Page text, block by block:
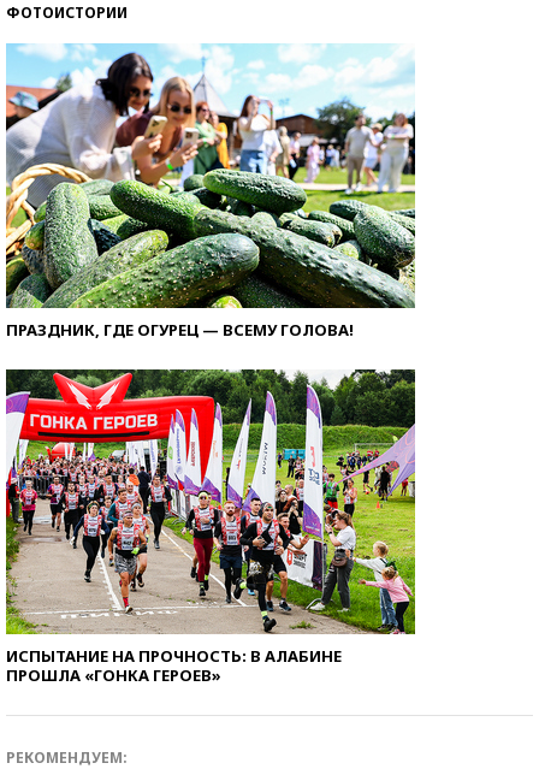
ФОТОИСТОРИИ
ПРАЗДНИК, ГДЕ ОГУРЕЦ — ВСЕМУ ГОЛОВА!
ИСПЫТАНИЕ НА ПРОЧНОСТЬ: В АЛАБИНЕ
ПРОШЛА «ГОНКА ГЕРОЕВ»
РЕКОМЕНДУЕМ: